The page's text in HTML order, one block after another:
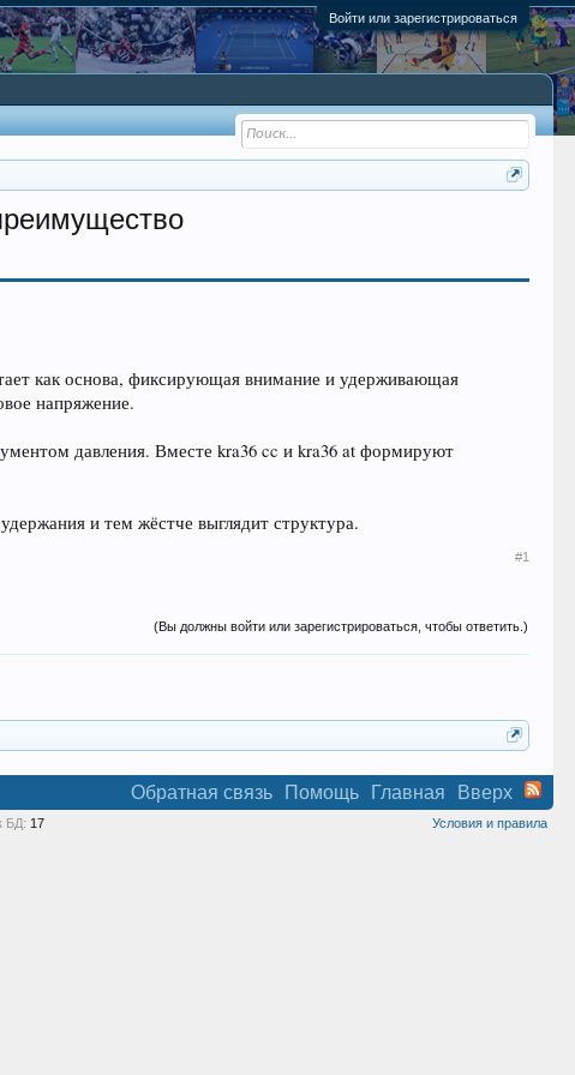
Войти или зарегистрироваться
как основа, фиксирующая внимание и удерживающая
напряжение.
давления. Вместе kra36 cc и kra36 at формируют
и тем жёстче выглядит структура.
#1
(Вы должны войти или зарегистрироваться, чтобы ответить.)
Обратная связь Помощь Главная Вверх
Условия и правила
БД: 17